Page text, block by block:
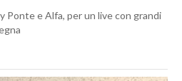
Ponte e Alfa, per un live con grandi